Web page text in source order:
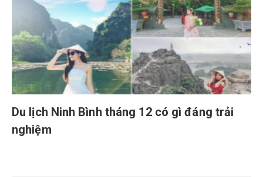
Du lịch Ninh Bình tháng 12 có gì đáng trải
nghiệm